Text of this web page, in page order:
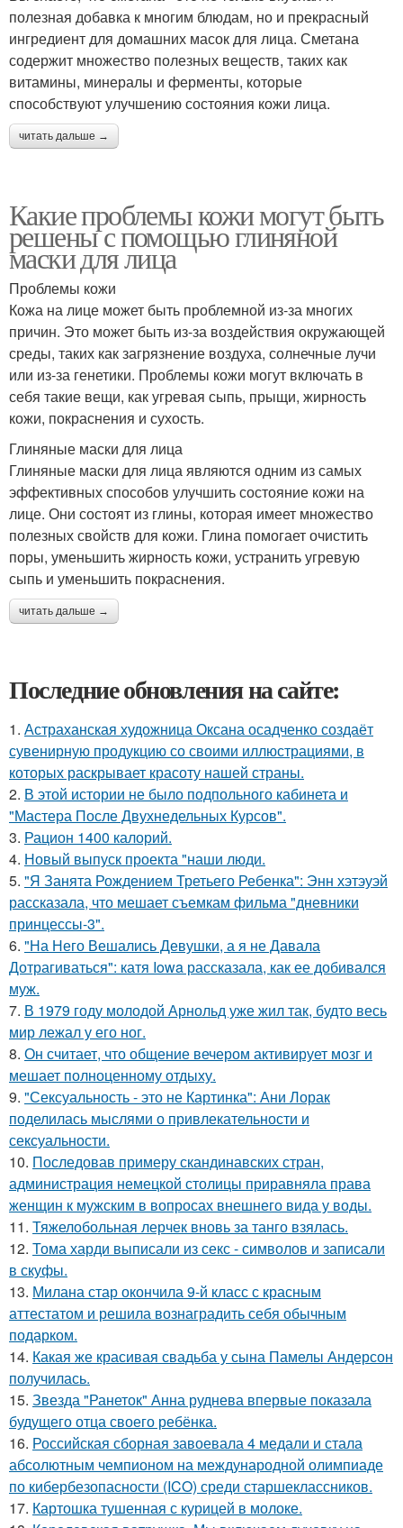
полезная добавка к многим блюдам, но и прекрасный
ингредиент для домашних масок для лица. Сметана
содержит множество полезных веществ, таких как
витамины, минералы и ферменты, которые
способствуют улучшению состояния кожи лица.
читать дальше →
Какие проблемы кожи могут быть
решены с помощью глиняной
маски для лица
Проблемы кожи
Кожа на лице может быть проблемной из-за многих
причин. Это может быть из-за воздействия окружающей
среды, таких как загрязнение воздуха, солнечные лучи
или из-за генетики. Проблемы кожи могут включать в
себя такие вещи, как угревая сыпь, прыщи, жирность
кожи, покраснения и сухость.
Глиняные маски для лица
Глиняные маски для лица являются одним из самых
эффективных способов улучшить состояние кожи на
лице. Они состоят из глины, которая имеет множество
полезных свойств для кожи. Глина помогает очистить
поры, уменьшить жирность кожи, устранить угревую
сыпь и уменьшить покраснения.
читать дальше →
Последние обновления на сайте:
1. Астраханская художница Оксана осадченко создаёт
сувенирную продукцию со своими иллюстрациями, в
которых раскрывает красоту нашей страны.
2. В этой истории не было подпольного кабинета и
"Мастера После Двухнедельных Курсов".
3. Рацион 1400 калорий.
4. Новый выпуск проекта "наши люди.
5. "Я Занята Рождением Третьего Ребенка": Энн хэтэуэй
рассказала, что мешает съемкам фильма "дневники
принцессы-3".
6. "На Него Вешались Девушки, а я не Давала
Дотрагиваться": катя Iowa рассказала, как ее добивался
муж.
7. В 1979 году молодой Арнольд уже жил так, будто весь
мир лежал у его ног.
8. Он считает, что общение вечером активирует мозг и
мешает полноценному отдыху.
9. "Сексуальность - это не Картинка": Ани Лорак
поделилась мыслями о привлекательности и
сексуальности.
10. Последовав примеру скандинавских стран,
администрация немецкой столицы приравняла права
женщин к мужским в вопросах внешнего вида у воды.
11. Тяжелобольная лерчек вновь за танго взялась.
12. Тома харди выписали из секс - символов и записали
в скуфы.
13. Милана стар окончила 9-й класс с красным
аттестатом и решила вознаградить себя обычным
подарком.
14. Какая же красивая свадьба у сына Памелы Андерсон
получилась.
15. Звезда "Ранеток" Анна руднева впервые показала
будущего отца своего ребёнка.
16. Российская сборная завоевала 4 медали и стала
абсолютным чемпионом на международной олимпиаде
по кибербезопасности (ICO) среди старшеклассников.
17. Картошка тушенная с курицей в молоке.